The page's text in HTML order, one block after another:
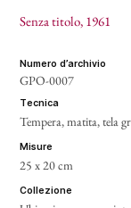
Senza titolo, 1961
numero d’archivio
GPO-0007
tecnica
Tempera, matita, tela
misure
25 x 20 cm
collezione